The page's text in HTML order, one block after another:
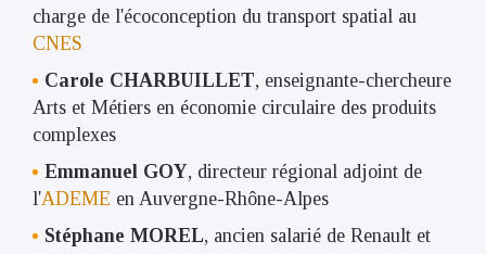
charge de l'écoconception du transport spatial au
CNES
Carole CHARBUILLET, enseignante-chercheure
Arts et Métiers en économie circulaire des produits
complexes
Emmanuel GOY, directeur régional adjoint de
l'ADEME en Auvergne-Rhône-Alpes
Stéphane MOREL, ancien salarié de Renault et